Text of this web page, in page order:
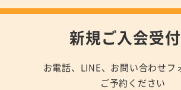
新規ご入会受
お電話、LINE、お問い合わせフ
ご予約ください